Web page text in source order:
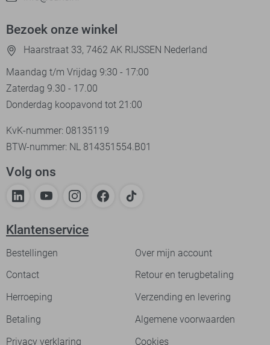
Bezoek onze winkel
Haarstraat 33, 7462 AK RIJSSEN Nederland
Maandag t/m Vrijdag 9:30 - 17:00
Zaterdag 9.30 - 17.00
Donderdag koopavond tot 21:00
KvK-nummer: 08135119
BTW-nummer: NL 814351554.B01
Volg ons
Klantenservice
Bestellingen
Over mijn account
Contact
Retour en terugbetaling
Herroeping
Verzending en levering
Betaling
Algemene voorwaarden
Privacy verklaring
Cookies